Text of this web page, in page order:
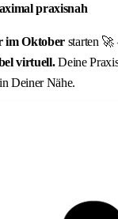
praxisnah
im Oktober starten 🚀
virtuell.Deine
Deiner Nähe.